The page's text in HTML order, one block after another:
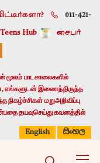
011-421-
Hub சைபர்
மூலம் பாடசாலைகளில்
எங்களுடன் இணைந்திருந்த
மறுஅறிவிப்பு
தயவுசெய்து கவனத்தில்
English
සිංහල